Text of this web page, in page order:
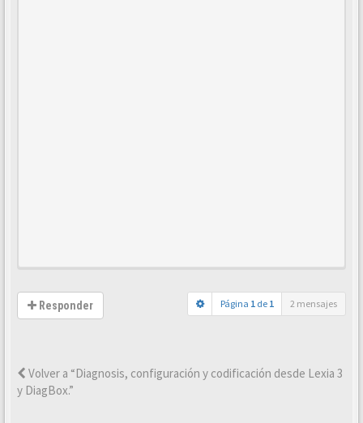
Responder Página 1 de 1 2 mensajes
Volver a “Diagnosis, configuración y codificación desde Lexia 3
y DiagBox.”